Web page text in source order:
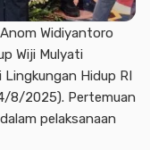
Widiyantoro
Wiji Mulyati
Hidup RI
8/2025). Pertemuan
pelaksanaan